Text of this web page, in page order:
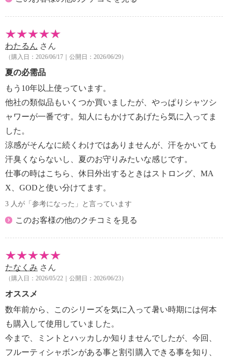
・液が床やテーブル、プラスチック（樹脂製品）にか
かったときは変色することがあるので、
すぐに拭きとる。
・１ヶ所に集中してスプレーしすぎない。
・冷たさや刺激の感じ方には個人差がある。
【同梱書類】
・なし
【原産国】
・ベトナム製
わたるん さん
（購入日：2026/06/17｜公開日：2026/06/29）
夏の必需品
もう10年以上使っています。
他社の類似品もいくつか買いましたが、やっぱりシャツシ
ャワーが一番です。知人にもかけてあげたら気に入ってま
した。
涼感がそんなに続くわけではありませんが、汗をかいても
汗臭くならないし、夏のお守りみたいな感じです。
仕事の時はこちら、休日外出するときはストロング、MA
X、GODと使い分けてます。
3 人が「参考になった」と言っています
このお客様の他のクチコミを見る
たなくみ さん
（購入日：2026/05/22｜公開日：2026/06/23）
オススメ
数年前から、このシリーズを気に入って暑い時期には何本
も購入して使用していました。
今まで、ミントとハッカしか知りませんでしたが、今回、
フルーティシャボンがある事と割引購入できる事を知り、